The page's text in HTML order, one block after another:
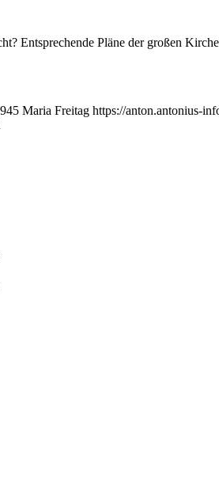
Entsprechende Pläne der großen
945 Maria Freitag https://anton.antonius-